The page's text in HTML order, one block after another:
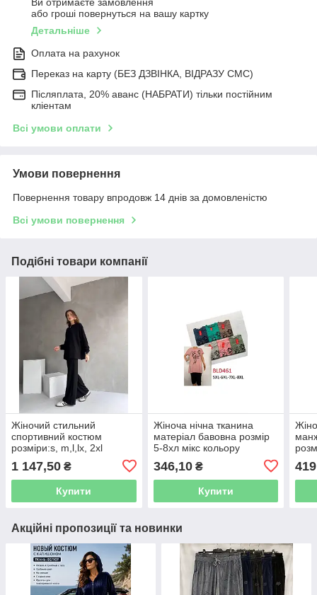
Ви отримаєте замовлення
або гроші повернуться на вашу картку
Детальніше
Оплата на рахунок
Переказ на карту (БЕЗ ДЗВІНКА, ВІДРАЗУ СМС)
Післяплата, 20% аванс (НАБРАТИ) тільки постійним
кліентам
Всі умови оплати
Умови повернення
Повернення товару впродовж 14 днів за домовленістю
Всі умови повернення
Подібні товари компанії
Жіночий стильний
спортивний костюм
розміри:s, m,l,lх, 2xl
тканина ойшо в пачці від 5
шт. колір показаний на
зображенні
1 147,50 ₴
Купити
Жіноча нічна тканина
матеріал бавовна розмір
5-8хл мікс кольору
346,10₴
Купити
Акційні пропозиції та новинки